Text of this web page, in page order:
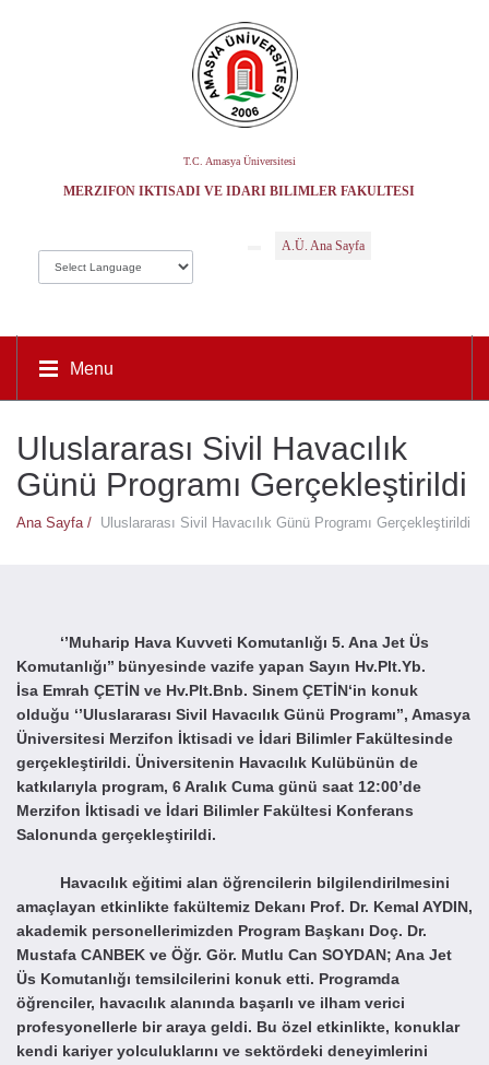
T.C. Amasya Üniversitesi
MERZIFON İKTISADI VE İDARI BILIMLER FAKÜLTESI
A.Ü. Ana Sayfa
Menu
Uluslararası Sivil Havacılık
Günü Programı Gerçekleştirildi
Ana Sayfa / Uluslararası Sivil Havacılık Günü Programı Gerçekleştirildi
‘’Muharip Hava Kuvveti Komutanlığı 5. Ana Jet Üs
Komutanlığı’’ bünyesinde vazife yapan Sayın Hv.Plt.Yb.
İsa Emrah ÇETİN ve Hv.Plt.Bnb. Sinem ÇETİN‘in konuk
olduğu ‘’Uluslararası Sivil Havacılık Günü Programı’’, Amasya
Üniversitesi Merzifon İktisadi ve İdari Bilimler Fakültesinde
gerçekleştirildi. Üniversitenin Havacılık Kulübünün de
katkılarıyla program, 6 Aralık Cuma günü saat 12:00’de
Merzifon İktisadi ve İdari Bilimler Fakültesi Konferans
Salonunda gerçekleştirildi.
Havacılık eğitimi alan öğrencilerin bilgilendirilmesini
amaçlayan etkinlikte fakültemiz Dekanı Prof. Dr. Kemal AYDIN,
akademik personellerimizden Program Başkanı Doç. Dr.
Mustafa CANBEK ve Öğr. Gör. Mutlu Can SOYDAN; Ana Jet
Üs Komutanlığı temsilcilerini konuk etti. Programda
öğrenciler, havacılık alanında başarılı ve ilham verici
profesyonellerle bir araya geldi. Bu özel etkinlikte, konuklar
kendi kariyer yolculuklarını ve sektördeki deneyimlerini